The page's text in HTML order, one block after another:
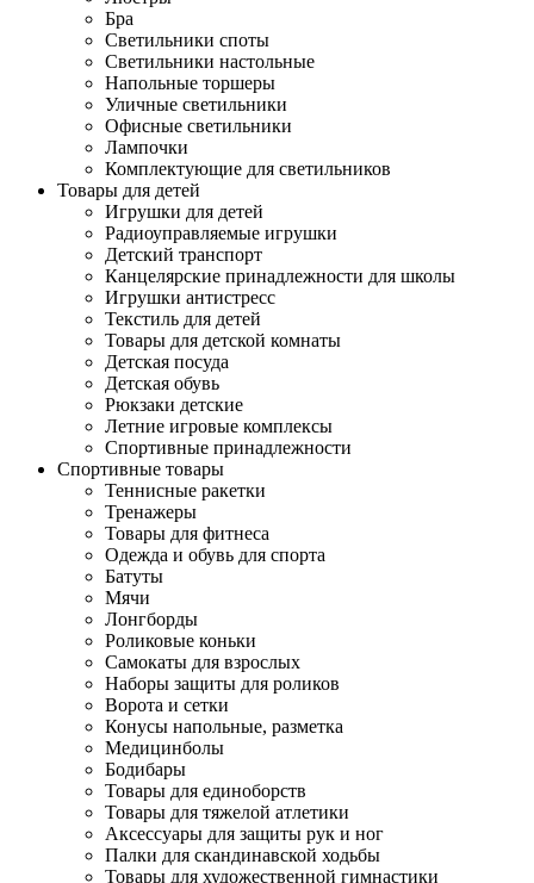
Бра
Светильники споты
Светильники настольные
Напольные торшеры
Уличные светильники
Офисные светильники
Лампочки
Комплектующие для светильников
Товары для детей
Игрушки для детей
Радиоуправляемые игрушки
Детский транспорт
Канцелярские принадлежности для школы
Игрушки антистресс
Текстиль для детей
Товары для детской комнаты
Детская посуда
Детская обувь
Рюкзаки детские
Летние игровые комплексы
Спортивные принадлежности
Спортивные товары
Теннисные ракетки
Тренажеры
Товары для фитнеса
Одежда и обувь для спорта
Батуты
Мячи
Лонгборды
Роликовые коньки
Самокаты для взрослых
Наборы защиты для роликов
Ворота и сетки
Конусы напольные, разметка
Медицинболы
Бодибары
Товары для единоборств
Товары для тяжелой атлетики
Аксессуары для защиты рук и ног
Палки для скандинавской ходьбы
Товары для художественной гимнастики